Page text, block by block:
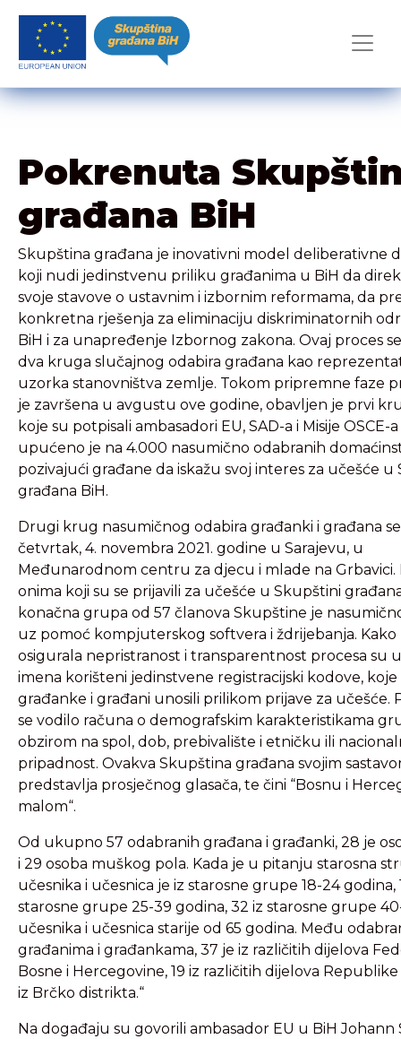
Pokrenuta
građana BiH
Skupština građana je inovativni model deliberativne
koji nudi jedinstvenu priliku građanima u BiH da
svoje stavove o ustavnim i izbornim reformama, da
konkretna rješenja za eliminaciju diskriminatornih
BiH i za unapređenje Izbornog zakona. Ovaj proces
dva kruga slučajnog odabira građana kao
uzorka stanovništva zemlje. Tokom pripremne faze
je završena u avgustu ove godine, obavljen je prvi
koje su potpisali ambasadori EU, SAD-a i Misije OSCE-
upućeno je na 4.000 nasumično odabranih
pozivajući građane da iskažu svoj interes za učešće u
građana BiH.
Drugi krug nasumičnog odabira građanki i građana
četvrtak, 4. novembra 2021. godine u Sarajevu, u
Međunarodnom centru za djecu i mlade na Grbavici.
onima koji su se prijavili za učešće u Skupštini
konačna grupa od 57 članova Skupštine je
uz pomoć kompjuterskog softvera i ždrijebanja. Kako
osigurala nepristranost i transparentnost procesa su
imena korišteni jedinstvene registracijski kodove, koje
građanke i građani unosili prilikom prijave za učešće.
se vodilo računa o demografskim karakteristikama
obzirom na spol, dob, prebivalište i etničku ili
pripadnost. Ovakva Skupština građana svojim
predstavlja prosječnog glasača, te čini “Bosnu i
malom“.
Od ukupno 57 odabranih građana i građanki, 28 je
i 29 osoba muškog pola. Kada je u pitanju starosna
učesnika i učesnica je iz starosne grupe 18-24 godina,
starosne grupe 25-39 godina, 32 iz starosne grupe
učesnika i učesnica starije od 65 godina. Među
građanima i građankama, 37 je iz različitih dijelova
Bosne i Hercegovine, 19 iz različitih dijelova Republike
iz Brčko distrikta.“
Na događaju su govorili ambasador EU u BiH Johann